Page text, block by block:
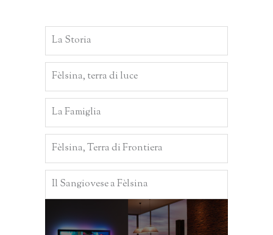
La Storia
Fèlsina, terra di luce
La Famiglia
Fèlsina, Terra di Frontiera
Il Sangiovese a Fèlsina